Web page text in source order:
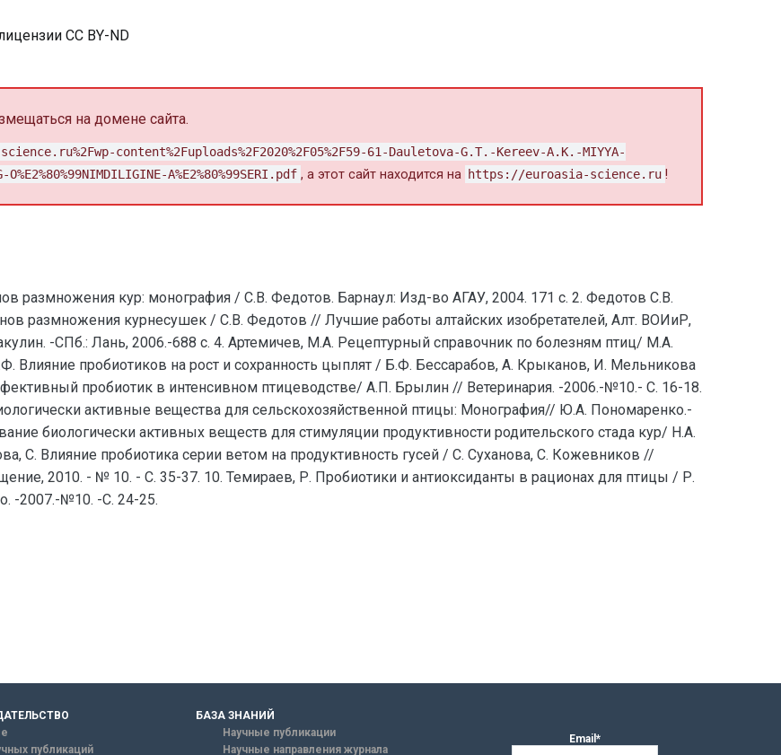
CC BY-ND
на домене сайта.
content%2Fuploads%2F2020%2F05%2F59-61-Dauletova-G.T.-Kereev-A.K.-MIYYA-
O%E2%80%99NIMDILIGINE-A%E2%80%99SERI.pdf , а этот сайт находится на https://euroasia-science.ru !
размножения кур: монография / С.В. Федотов. Барнаул: Изд-во АГАУ, 2004. 171 с. 2. Федотов С.В.
размножения курнесушек / С.В. Федотов // Лучшие работы алтайских изобретателей, Алт. ВОИиР,
-СПб.: Лань, 2006.-688 с. 4. Артемичев, М.А. Рецептурный справочник по болезням птиц/ М.А.
Влияние пробиотиков на рост и сохранность цыплят / Б.Ф. Бессарабов, А. Крыканов, И. Мельникова
пробиотик в интенсивном птицеводстве/ А.П. Брылин // Ветеринария. -2006.-№10.- С. 16-18.
активные вещества для сельскохозяйственной птицы: Монография// Ю.А. Пономаренко.-
биологически активных веществ для стимуляции продуктивности родительского стада кур/ Н.А.
С. Влияние пробиотика серии ветом на продуктивность гусей / С. Суханова, С. Кожевников //
2010. - № 10. - С. 35-37. 10. Темираев, Р. Пробиотики и антиоксиданты в рационах для птицы / Р.
-2007.-№10. -С. 24-25.
публикаций
БАЗА ЗНАНИЙ
Научные публикации
Научные направления журнала
Email*